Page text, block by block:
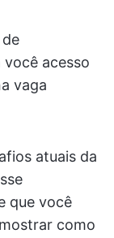
acesso
vaga
atuais da
que você
como